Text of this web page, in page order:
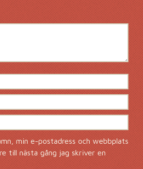
min e-postadress och webbplats
till nästa gång jag skriver en